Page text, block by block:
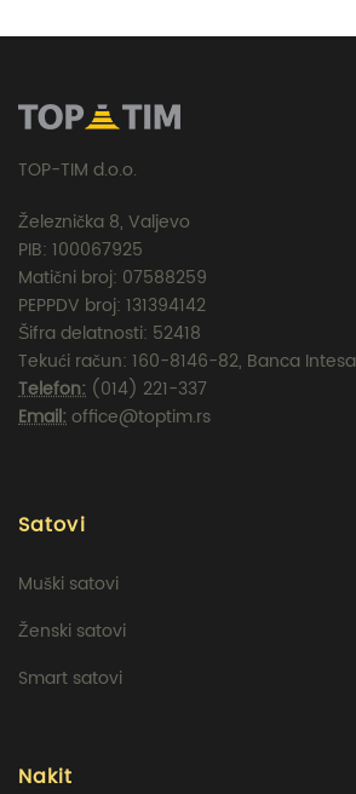
TOP-TIM d.o.o.
Železnička 8, Valjevo
PIB: 100067925
Matični broj: 07588259
PEPPDV broj: 131394142
Šifra delatnosti: 52418
Tekući račun: 160-8146-82, Banca Intesa
Telefon: (014) 221-337
Email:office@toptim.rs
Satovi
Muški satovi
Ženski satovi
Smart satovi
Nakit